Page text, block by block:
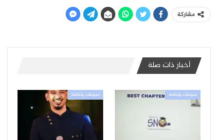
مشاركة
أخبار ذات صلة
منوعات وثقافة منوعات وثقافة